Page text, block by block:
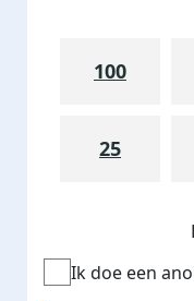
100
25
Ik doe een